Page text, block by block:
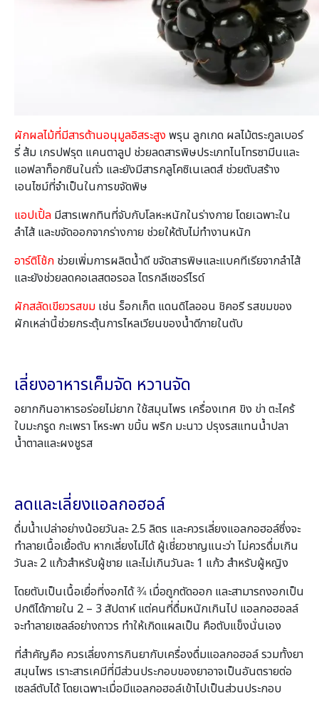
ผักผลไม้ที่มีสารต้านอนุมูลอิสระสูงพรุน ลูกเกด ผลไม้ตระกูลเบอร์
รี่ ส้ม เกรปฟรุต แคนตาลูป ช่วยลดสารพิษประเภทไนโทรซามีนและ
แอฟลาท็อกซินในถั่ว และยังมีสารกลูโคซิเนเลตส์ ช่วยตับสร้าง
เอนไซม์ที่จำเป็นในการขจัดพิษ
แอปเปิ้ล มีสารเพกทินที่จับกับโลหะหนักในร่างกาย โดยเฉพาะใน
ลำไส้ และขจัดออกจากร่างกาย ช่วยให้ตับไม่ทำงานหนัก
อาร์ติโช้ก ช่วยเพิ่มการผลิตน้ำดี ขจัดสารพิษและแบคทีเรียจากลำไส้
และยังช่วยลดคอเลสตอรอล ไตรกลีเซอร์ไรด์
ผักสลัดเขียวรสขม เช่น ร็อกเก็ต แดนดิไลออน ชิคอรี รสขมของ
ผักเหล่านี้ช่วยกระตุ้นการไหลเวียนของน้ำดีภายในตับ
เลี่ยงอาหารเค็มจัด หวานจัด
อยากกินอาหารอร่อยไม่ยาก ใช้สมุนไพร เครื่องเทศ ขิง ข่า ตะไคร้
ใบมะกรูด กะเพรา โหระพา ขมิ้น พริก มะนาว ปรุงรสแทนน้ำปลา
น้ำตาลและผงชูรส
ลดและเลี่ยงแอลกอฮอล์
ดื่มน้ำเปล่าอย่างน้อยวันละ 2.5 ลิตร และควรเลี่ยงแอลกอฮอล์ซึ่งจะ
ทำลายเนื้อเยื้อตับ หากเลี่ยงไม่ได้ ผู้เชี่ยวชาญแนะว่า ไม่ควรดื่มเกิน
วันละ 2 แก้วสำหรับผู้ชาย และไม่เกินวันละ 1 แก้ว สำหรับผู้หญิง
โดยตับเป็นเนื้อเยื่อที่งอกได้ ¾ เมื่อถูกตัดออก และสามารถงอกเป็น
ปกติได้ภายใน 2 – 3 สัปดาห์ แต่คนที่ดื่มหนักเกินไป แอลกอฮอลล์
จะทำลายเซลล์อย่างถาวร ทำให้เกิดแผลเป็น คือตับแข็งนั่นเอง
ที่สำคัญคือ ควรเลี่ยงการกินยากับเครื่องดื่มแอลกอฮอล์ รวมทั้งยา
สมุนไพร เราะสารเคมีที่มีส่วนประกอบของยาอาจเป็นอันตรายต่อ
เซลล์ตับได้ โดยเฉพาะเมื่อมีแอลกอฮอล์เข้าไปเป็นส่วนประกอบ